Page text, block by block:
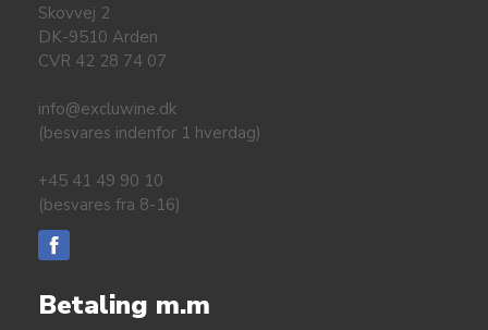
Skovvej 2
DK-9510 Arden
CVR 42 28 74 07
info@excluwine.dk
(besvares indenfor 1 hverdag)
+45 41 49 90 10
(besvares fra 8-16)
Betaling m.m